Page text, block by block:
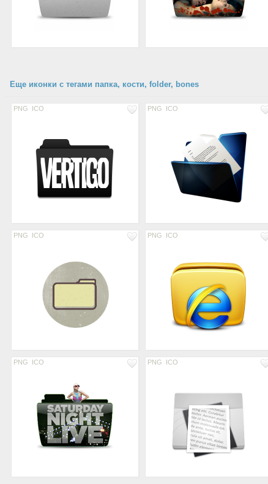
Еще иконки с тегами папка, кости, folder, bones
PNG ICO PNG ICO
PNG ICO PNG ICO
PNG ICO PNG ICO